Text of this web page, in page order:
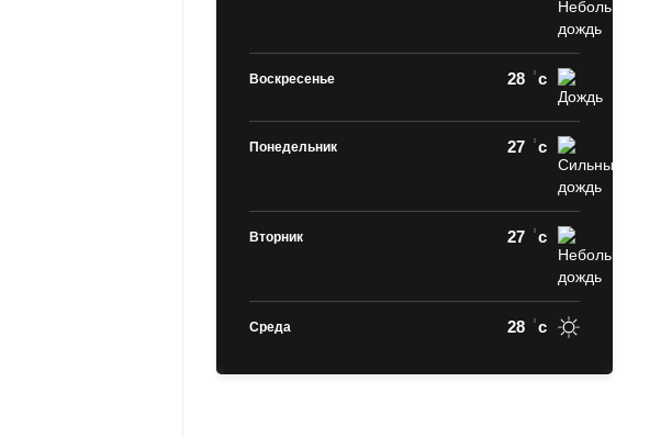
Воскресенье 28 c
Понедельник 27 c
Вторник 27 c
Среда 28 c